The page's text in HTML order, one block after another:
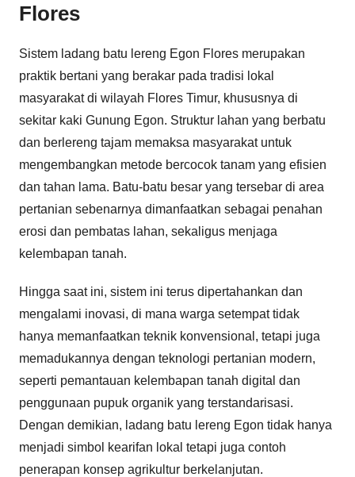
Flores
Sistem ladang batu lereng Egon Flores merupakan
praktik bertani yang berakar pada tradisi lokal
masyarakat di wilayah Flores Timur, khususnya di
sekitar kaki Gunung Egon. Struktur lahan yang berbatu
dan berlereng tajam memaksa masyarakat untuk
mengembangkan metode bercocok tanam yang efisien
dan tahan lama. Batu-batu besar yang tersebar di area
pertanian sebenarnya dimanfaatkan sebagai penahan
erosi dan pembatas lahan, sekaligus menjaga
kelembapan tanah.
Hingga saat ini, sistem ini terus dipertahankan dan
mengalami inovasi, di mana warga setempat tidak
hanya memanfaatkan teknik konvensional, tetapi juga
memadukannya dengan teknologi pertanian modern,
seperti pemantauan kelembapan tanah digital dan
penggunaan pupuk organik yang terstandarisasi.
Dengan demikian, ladang batu lereng Egon tidak hanya
menjadi simbol kearifan lokal tetapi juga contoh
penerapan konsep agrikultur berkelanjutan.